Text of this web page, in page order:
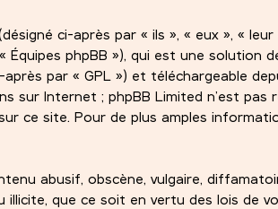
ci-après par « ils », « eux », « leur
Équipes phpBB »), qui est une solution
après par « GPL ») et téléchargeable
sur Internet ; phpBB Limited n’est pas
ce site. Pour de plus amples
abusif, obscène, vulgaire,
que ce soit en vertu des lois de